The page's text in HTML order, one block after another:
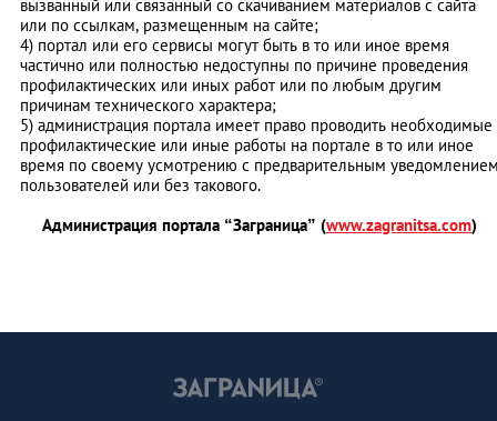
вызванный или связанный со скачиванием материалов с сайта
или по ссылкам, размещенным на сайте;
4) портал или его сервисы могут быть в то или иное время
частично или полностью недоступны по причине проведения
профилактических или иных работ или по любым другим
причинам технического характера;
5) администрация портала имеет право проводить необходимые
профилактические или иные работы на портале в то или иное
время по своему усмотрению с предварительным
пользователей или без такового.
Администрация портала “Заграница” (www.zagranitsa.com)